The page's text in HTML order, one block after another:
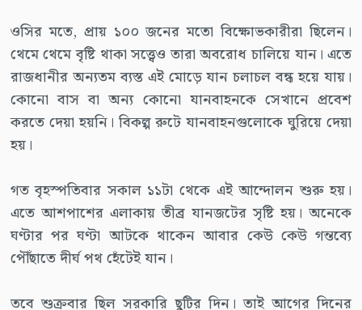
ওসির মতে, প্রায় ১০০ জনের মতো বিক্ষোভকারীরা ছিলেন।
থেমে থেমে বৃষ্টি থাকা সত্ত্বেও তারা অবরোধ চালিয়ে যান। এতে
রাজধানীর অন্যতম ব্যস্ত এই মোড়ে যান চলাচল বন্ধ হয়ে যায়।
কোনো বাস বা অন্য কোনো যানবাহনকে সেখানে প্রবেশ
করতে দেয়া হয়নি। বিকল্প রুটে যানবাহনগুলোকে ঘুরিয়ে দেয়া
হয়।
গত বৃহস্পতিবার সকাল ১১টা থেকে এই আন্দোলন শুরু হয়।
এতে আশপাশের এলাকায় তীব্র যানজটের সৃষ্টি হয়। অনেকে
ঘণ্টার পর ঘণ্টা আটকে থাকেন আবার কেউ কেউ গন্তব্যে
পৌঁছাতে দীর্ঘ পথ হেঁটেই যান।
তবে শুক্রবার ছিল সরকারি ছুটির দিন। তাই আগের দিনের